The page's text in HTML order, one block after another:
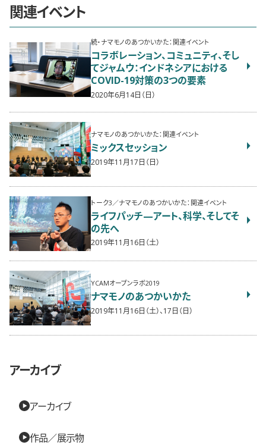
関連イベント
続・ナマモノのあつかいかた：関連イベント
コラボレーション、コミュニティ、そし
てジャムウ：インドネシアにおける
COVID-19対策の3つの要素
2020年6月14日（日）
ナマモノのあつかいかた：関連イベント
ミックスセッション
2019年11月17日（日）
トーク3／ナマモノのあつかいかた：関連イベント
ライフパッチ—アート、科学、そしてそ
の先へ
2019年11月16日（土）
YCAMオープンラボ2019
ナマモノのあつかいかた
2019年11月16日（土）、17日（日）
アーカイブ
アーカイブ
作品／展示物